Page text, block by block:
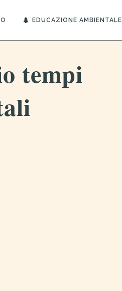
EDUCAZIONE AMBIENTALE
tempi